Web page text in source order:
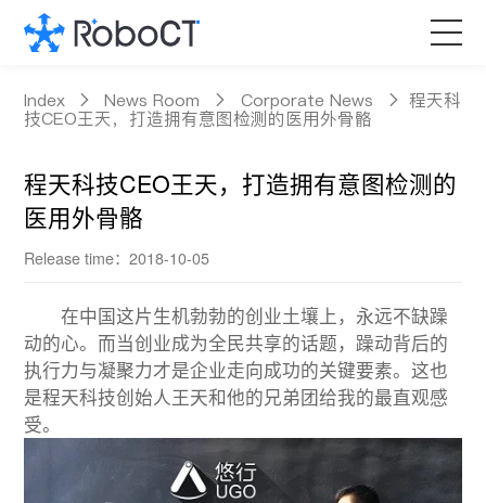
Core Products
Customized Services
About RoboCT
语言
Index News Room Corporate News
程天科
技CEO王天，打造拥有意图检测的医用外骨骼
程天科技CEO王天，打造拥有意图检测的
医用外骨骼
Release time：2018-10-05
在中国这片生机勃勃的创业土壤上，永远不缺躁
动的心。而当创业成为全民共享的话题，躁动背后的
执行力与凝聚力才是企业走向成功的关键要素。这也
是程天科技创始人王天和他的兄弟团给我的最直观感
受。